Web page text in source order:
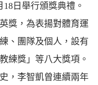
日舉行頒獎典禮。
獎，為表揚對體育運
、團隊及個人，設有
練獎」等八大獎項。
，李智凱曾連續兩年